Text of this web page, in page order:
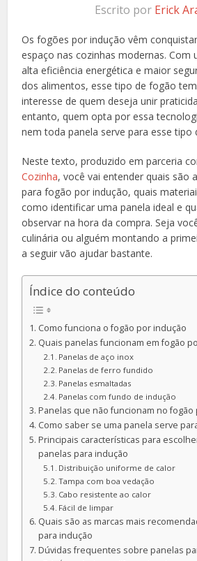
Escrito por Erick
Os fogões por indução vêm
espaço nas cozinhas modernas. Com
alta eficiência energética e maior
dos alimentos, esse tipo de fogão
interesse de quem deseja unir
entanto, quem opta por essa
nem toda panela serve para esse tipo
Neste texto, produzido em parceria
Cozinha, você vai entender quais são
para fogão por indução, quais
como identificar uma panela ideal e
observar na hora da compra. Seja
culinária ou alguém montando a
a seguir vão ajudar bastante.
Índice do conteúdo
Como funciona o fogão por indução
Quais panelas funcionam em fogão
Panelas de aço inox
Panelas de ferro fundido
Panelas esmaltadas
Panelas com fundo de indução
Panelas que não funcionam no fogão
Como saber se uma panela serve
Principais características para
panelas para indução
Distribuição uniforme de calor
Tampa com boa vedação
Cabo resistente ao calor
Fácil de limpar
Quais são as marcas mais
para indução
Dúvidas frequentes sobre panelas